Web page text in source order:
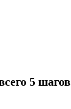
5 шагов